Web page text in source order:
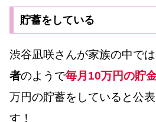
貯蓄をしている
渋谷凪咲さんが家族の中で
者のようで毎月10万円の貯
万円の貯蓄をしていると公
す！